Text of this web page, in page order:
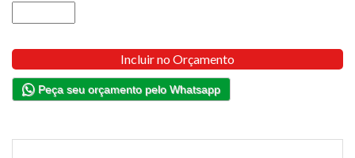
Incluir no Orçamento
Peça seu orçamento pelo Whatsapp